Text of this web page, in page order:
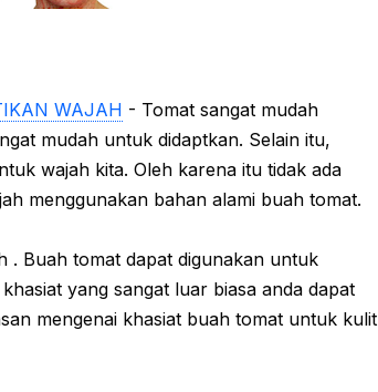
WAJAH - Tomat sangat mudah
mudah untuk didaptkan. Selain itu,
wajah kita. Oleh karena itu tidak ada
menggunakan bahan alami buah tomat.
. Buah tomat dapat digunakan untuk
yang sangat luar biasa anda dapat
mengenai khasiat buah tomat untuk kulit